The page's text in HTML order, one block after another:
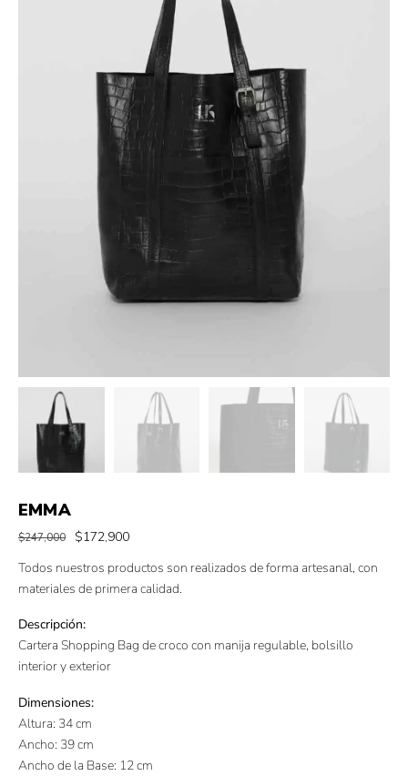
EMMA
$247,000 $172,900
Todos nuestros productos son realizados de forma artesanal, con
materiales de primera calidad.
Descripción:
Cartera Shopping Bag de croco con manija regulable, bolsillo
interior y exterior
Dimensiones:
Altura: 34 cm
Ancho: 39 cm
Ancho de la Base: 12 cm